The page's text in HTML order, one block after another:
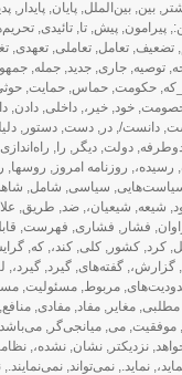
,بین,بین‌الملل,پایان,پایدار,
,پیرامون,پیش,تا,تائیدی,
,تضعیف,تعامل,تعاملی,تعهدی,
,توصیه,جاری,جدید,جمله,
,حکومت,حماس,حمایت,
,خود,خیر،,داخلی,دادن,
,دانست/,در,دست,دستور,
,دولت,دیگر, را, راه‌اندازی
, رسیده،, روزنامه امروز, روسها,
, سیاسی, شامل,
, شیعه, شیعیان،,ضد, طریق,
, فشار, فشاری, فهرست,
,کرد,کشور,کلی,کند،,که,
,گزارش،,گفته‌های,گیرد,گیرد،,
,مربوط,مسئولیت,
مطلبی,مغایر,مفاد,مفادی,منافع
,موفقیت,می,میانجی‌گر,
,نزدیکتر,نشان,نشده،,
,نماید.,نمی‌تواند,نمی‌نمایند.,